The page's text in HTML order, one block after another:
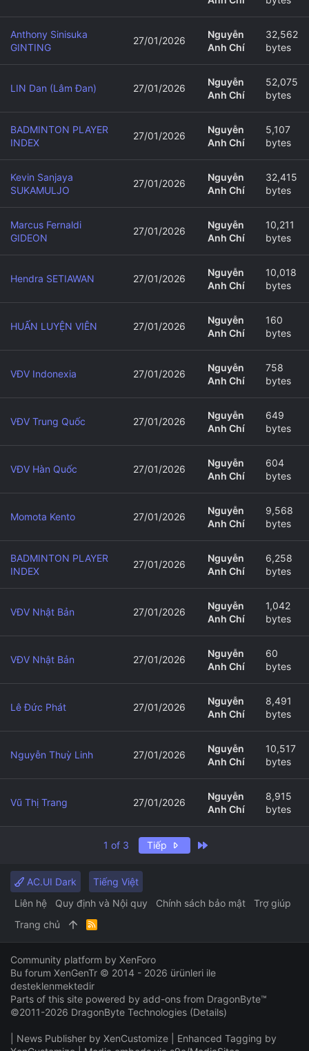
Anthony Sinisuka
GINTING
27/01/2026
Nguyễn
Anh Chí
32,562
bytes
LIN Dan (Lâm Đan) 27/01/2026
Nguyễn
Anh Chí
52,075
bytes
BADMINTON PLAYER
INDEX
27/01/2026
Nguyễn
Anh Chí
5,107
bytes
Kevin Sanjaya
SUKAMULJO
27/01/2026
Nguyễn
Anh Chí
32,415
bytes
Marcus Fernaldi
GIDEON
27/01/2026
Nguyễn
Anh Chí
10,211
bytes
Hendra SETIAWAN 27/01/2026
Nguyễn
Anh Chí
10,018
bytes
HUẤN LUYỆN VIÊN 27/01/2026
Nguyễn
Anh Chí
160
bytes
VĐV Indonexia 27/01/2026
Nguyễn
Anh Chí
758
bytes
VĐV Trung Quốc 27/01/2026
Nguyễn
Anh Chí
649
bytes
VĐV Hàn Quốc 27/01/2026
Nguyễn
Anh Chí
604
bytes
Momota Kento 27/01/2026
Nguyễn
Anh Chí
9,568
bytes
BADMINTON PLAYER
INDEX
27/01/2026
Nguyễn
Anh Chí
6,258
bytes
VĐV Nhật Bản 27/01/2026
Nguyễn
Anh Chí
1,042
bytes
VĐV Nhật Bản 27/01/2026
Nguyễn
Anh Chí
60
bytes
Lê Đức Phát 27/01/2026
Nguyễn
Anh Chí
8,491
bytes
Nguyễn Thuỳ Linh 27/01/2026
Nguyễn
Anh Chí
10,517
bytes
Vũ Thị Trang 27/01/2026
Nguyễn
Anh Chí
8,915
bytes
1 of 3 Tiếp
AC.UI Dark
Tiếng Việt
Liên hệ
Quy định và Nội quy Chính sách bảo mật
Trợ giúp
Trang chủ
R
Community platform by XenForo
Bu forum XenGenTr © 2014 - 2026 ürünleri ile
desteklenmektedir
Parts of this site powered by add-ons from DragonByte™
©2011-2026 DragonByte Technologies (Details)
News Publisher by XenCustomize
Enhanced Tagging by